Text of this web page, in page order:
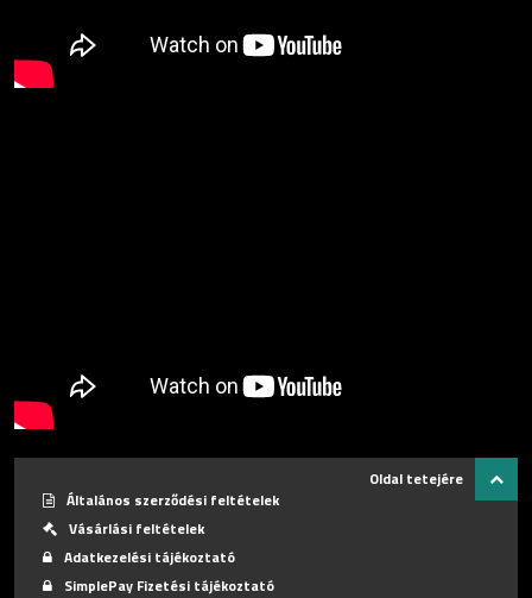
Általános szerződési feltételek
Vásárlási feltételek
Adatkezelési tájékoztató
SimplePay Fizetési tájékoztató
Oldal tetejére